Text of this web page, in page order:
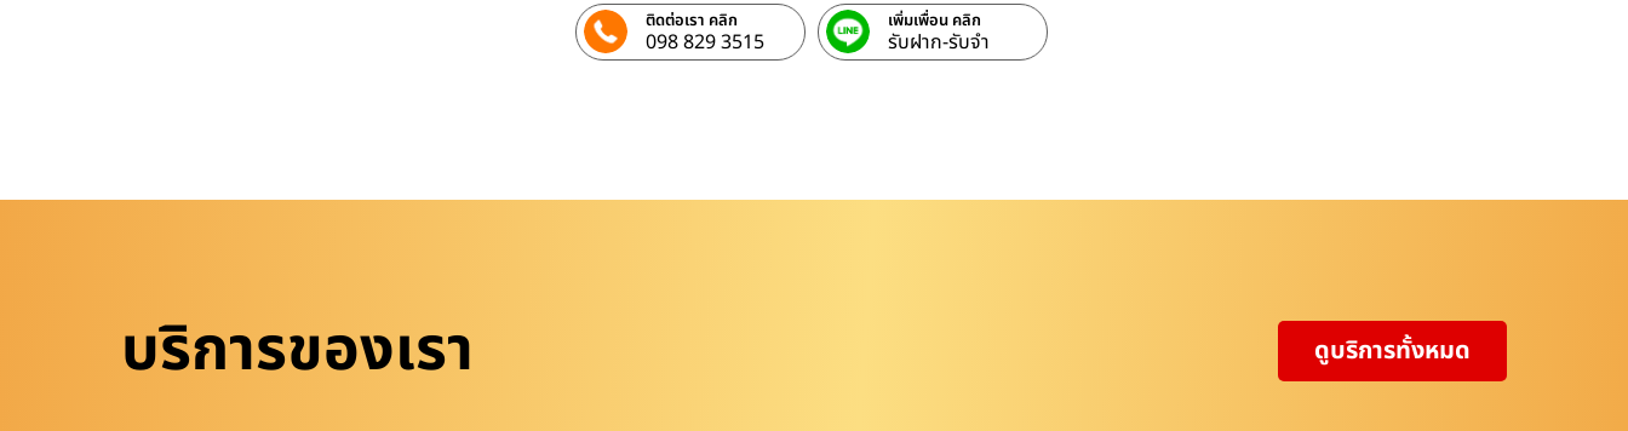
ติดต่อเรา คลิก
098 829 3515
เพิ่มเพื่อน คลิก
รับฝาก-รับจํา
บริการของเรา ดูบริการทั้งหมด